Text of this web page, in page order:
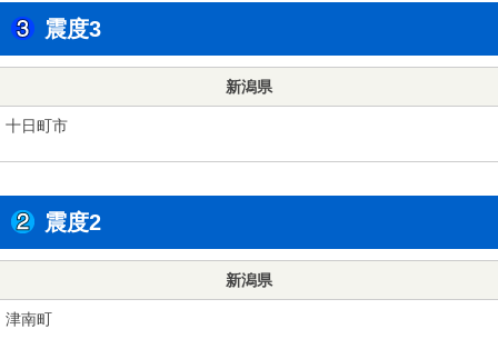
震度3
新潟県
十日町市
震度2
新潟県
津南町